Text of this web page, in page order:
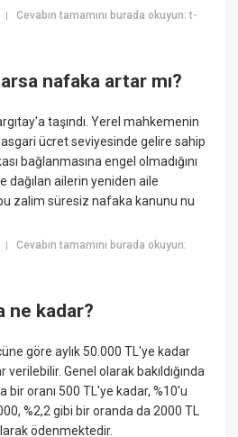
|Cevabın tamamını burada okuyun: t-
nafaka artar mı?
taşındı. Yerel mahkemenin
asgari ücret seviyesinde gelire sahip
bağlanmasına engel olmadığını
dağılan ailerin yeniden aile
zalim süresiz nafaka kanunu nu
|Cevabın tamamını burada okuyun:
ne kadar?
göre aylık 50.000 TL'ye kadar
Genel olarak bakıldığında
bir oranı 500 TL'ye kadar, %10'u
%2,2 gibi bir oranda da 2000 TL
ödenmektedir.